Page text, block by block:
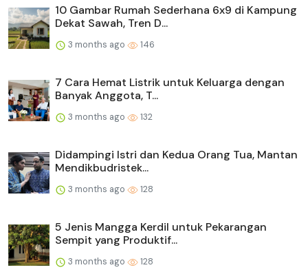
10 Gambar Rumah Sederhana 6x9 di Kampung
Dekat Sawah, Tren D...
3 months ago 146
7 Cara Hemat Listrik untuk Keluarga dengan
Banyak Anggota, T...
3 months ago 132
Didampingi Istri dan Kedua Orang Tua, Mantan
Mendikbudristek...
3 months ago 128
5 Jenis Mangga Kerdil untuk Pekarangan
Sempit yang Produktif...
3 months ago 128